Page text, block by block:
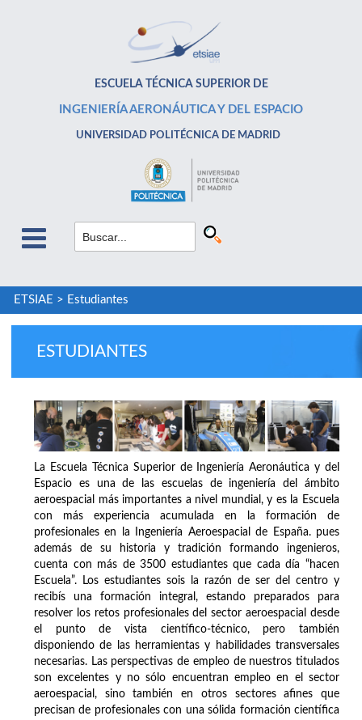
ESCUELA TÉCNICA SUPERIOR DE
INGENIERÍA AERONÁUTICA Y DEL ESPACIO
UNIVERSIDAD POLITÉCNICA DE MADRID
ETSIAE > Estudiantes
ESTUDIANTES
La Escuela Técnica Superior de Ingeniería Aeronáutica y del
Espacio es una de las escuelas de ingeniería del ámbito
aeroespacial más importantes a nivel mundial, y es la Escuela
con más experiencia acumulada en la formación de
profesionales en la Ingeniería Aeroespacial de España. pues
además de su historia y tradición formando ingenieros,
cuenta con más de 3500 estudiantes que cada día “hacen
Escuela”. Los estudiantes sois la razón de ser del centro y
recibís una formación integral, estando preparados para
resolver los retos profesionales del sector aeroespacial desde
el punto de vista científico-técnico, pero también
disponiendo de las herramientas y habilidades transversales
necesarias. Las perspectivas de empleo de nuestros titulados
son excelentes y no sólo encuentran empleo en el sector
aeroespacial, sino también en otros sectores afines que
precisan de profesionales con una sólida formación científica